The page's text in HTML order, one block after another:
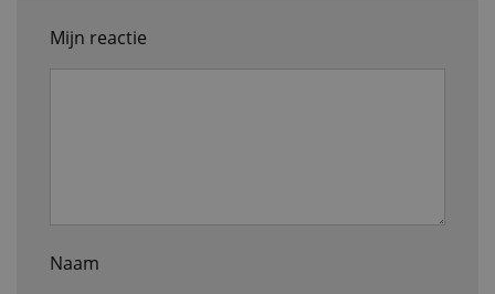
Mijn reactie
Naam